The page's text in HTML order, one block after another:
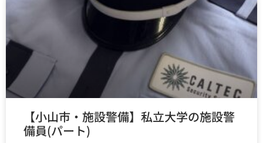
【小山市・施設警備】私立大学の施設警
備員(パート)